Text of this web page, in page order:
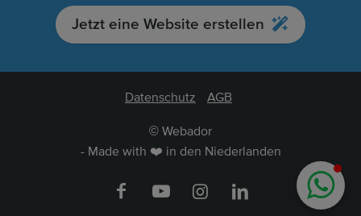
Jetzt eine Website erstellen
Datenschutz AGB
© Webador
- Made with ❤️ in den Niederlanden